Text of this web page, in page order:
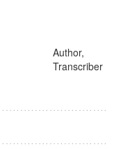
Author,
Transcriber